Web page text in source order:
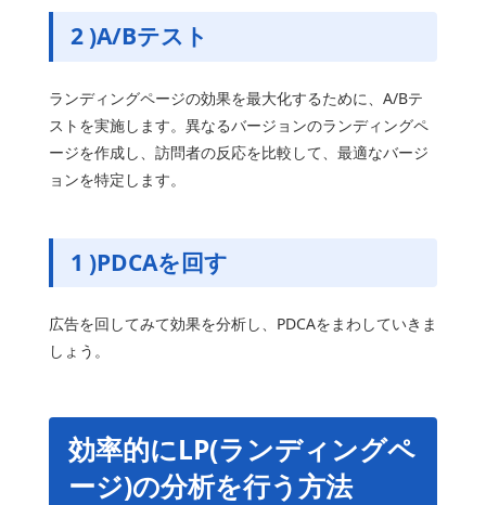
2 )A/Bテスト
ランディングページの効果を最大化するために、A/Bテ
ストを実施します。異なるバージョンのランディングペ
ージを作成し、訪問者の反応を比較して、最適なバージ
ョンを特定します。
1 )PDCAを回す
広告を回してみて効果を分析し、PDCAをまわしていきま
しょう。
効率的にLP(ランディングペ
ージ)の分析を行う方法